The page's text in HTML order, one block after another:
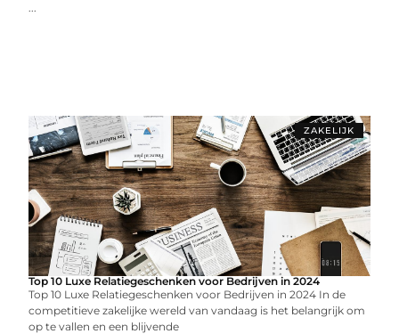
...
ZAKELIJK
Top 10 Luxe Relatiegeschenken voor Bedrijven in 2024
Top 10 Luxe Relatiegeschenken voor Bedrijven in 2024 In de
competitieve zakelijke wereld van vandaag is het belangrijk om
op te vallen en een blijvende